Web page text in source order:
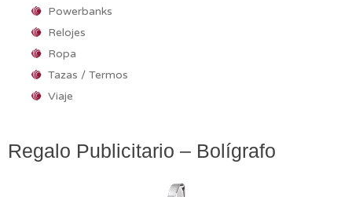
Powerbanks
Relojes
Ropa
Tazas / Termos
Viaje
Regalo Publicitario – Bolígrafo